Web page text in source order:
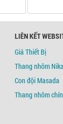
LIÊN KẾT
Giá Thiết Bị
Thang nhôm
Con đội Masada
Thang nhôm